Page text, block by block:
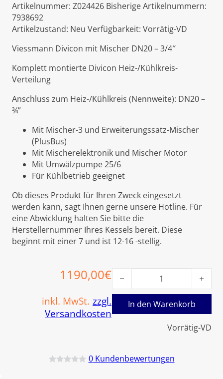
Artikelnummer: Z024426 Bisherige Artikelnummern:
7938692
Artikelzustand: Neu Verfügbarkeit: Vorrätig-VD
Viessmann Divicon mit Mischer DN20 – 3/4″
Komplett montierte Divicon Heiz-/Kühlkreis-
Verteilung
Anschluss zum Heiz-/Kühlkreis (Nennweite): DN20 –
¾”
Mit Mischer-3 und Erweiterungssatz-Mischer
(PlusBus)
Mit Mischerelektronik und Mischer Motor
Mit Umwälzpumpe 25/6
Für Kühlbetrieb geeignet
Ob dieses Produkt für Ihren Zweck eingesetzt
werden kann, sagt Ihnen gerne unsere Hotline. Für
eine Abwicklung halten Sie bitte die
Herstellernummer Ihres Kessels bereit. Diese
beginnt mit einer 7 und ist 12-16 -stellig.
1190,00€
inkl. MwSt. zzgl.
Versandkosten
Vorrätig-VD
Viessmann Divicon mit
In den Warenkorb
0Kundenbewertungen